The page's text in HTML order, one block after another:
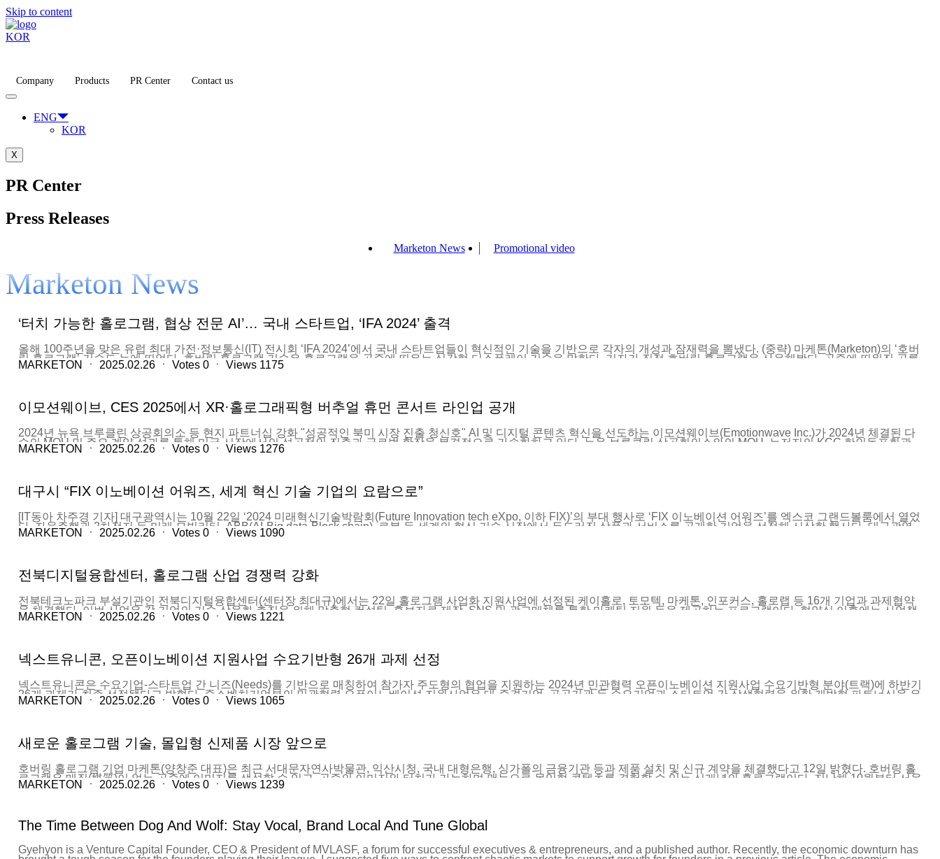
Skip to content
KOR
Company Products PR Center Contact us
ENG
KOR
X
PR Center
Press Releases
Marketon News Promotional video
Marketon News
‘터치 가능한 홀로그램, 협상 전문 AI’… 국내 스타트업, ‘IFA 2024’ 출격
올해 100주년을 맞은 유럽 최대 가전·정보통신(IT) 전시회 ‘IFA 2024’에서 국내 스타트업들이 혁신적인 기술을 기반으로 각자의 개성과 잠재력을 뽐냈다. (중략) 마케톤(Marketon)의 ‘호버
링 홀로그램’ 기술도 눈에 띄었다. 호버링 홀로그램 기술은 홀로그램을 공중에 띄우는 실감형 디스플레이 기술을 말한다. 기자가 직접 호버링 홀로그램을 사용해봤다. 공중에 띄워진 공룡
홀로그램을 터치하자 공룡이 움직였다. 손가락 조정에 따라 위치나 크기도 바꿀 수 있었다. 특히 마케톤의 호버링 홀로그램은 커다란 구현 장비나 매질 없이 홀로그램을 구현했다. 또한 전
https://v.daum.net/v/20240907103534159
MARKETON ㆍ 2025.02.26 ㆍ Votes 0 ㆍ Views 1175
이모션웨이브, CES 2025에서 XR·홀로그래픽형 버추얼 휴먼 콘서트 라인업 공개
2024년 뉴욕 브루클린 상공회의소 등 현지 파트너십 강화 "성공적인 북미 시장 진출 청신호" AI 및 디지털 콘텐츠 혁신을 선도하는 이모션웨이브(Emotionwave Inc.)가 2024년 체결된 다
수의 MOU 및 주요 계약 성과를 통해 미국 시장에서의 성공적인 진출과 글로벌 확장을 본격적으로 가속화하고 있다. 뉴욕 브루클린 상공회의소와의 MOU, 뉴저지의 KCC 한인동포회관
과의 MOU, 그리고 뉴욕에서의 RIMA 콘서트 존 사업 라이선스 계약은 이모션웨이브의 글로벌 전략에 있어 중추적인 성과로 자리 잡았다. 이모션웨이브는 뉴욕 브루클린 상공회의소와
과 초저지연 기술의 가능성을 증명하는 중요한 성과로 평가된다. 이러한 협력은 단순한 기술 도입을 넘어 이모션웨이브의 플랫폼 라인업을 글로벌 시장으로 확장하는 기반을 마련했으며,
북미 및 글로벌 파트너십 강화를 통한 지속적인 성장을 위한 발판이 되었다. 이모션웨이브는 CES 2025에서 XR 환경에서의 실감형 콘서트 저작 및 3D 오디오 청감 경험을 선보일 예정이
다. 특히, 마케톤과의 협력을 통해 홀로그래픽 버추얼 휴먼의 가창 및 콘서트...
MARKETON ㆍ 2025.02.26 ㆍ Votes 0 ㆍ Views 1276
대구시 “FIX 이노베이션 어워즈, 세계 혁신 기술 기업의 요람으로”
[IT동아 차주경 기자] 대구광역시는 10월 22일 ‘2024 미래혁신기술박람회(Future Innovation tech eXpo, 이하 FIX)’의 부대 행사로 ‘FIX 이노베이션 어워즈’를 엑스코 그랜드볼룸에서 열었
다. 자율주행과 2차전지 등 미래 모빌리티, ABB(AI·Big data·Block chain), 로봇 등 세계의 혁신 기술 시장에서 두드러진 상품과 서비스를 공개한 기업을 선정해 시상한 행사다. 대구광역
시는 ▲미래모빌리티엑스포 ▲ICT 융합 엑스포 ▲대구국제로봇산업전 ▲스타트업 아레나 등 정보통신기술·기업 행사 네 개를 통합해 FIX로 규모를 키웠다. 전기차와 수소차, 자율주행차
어워드 심사에 지원한 기업의 수는 210곳에 달한다. 대구광역시는 세계 벤처캐피탈 관계자와 기업 전문기관 심사위원단을 꾸려 최고 혁신기술상 9개사, 혁신상 27개사를 선정했다. 이어
미국과 프랑스, 중국과 일본, 인도와 영국, 베트남과 스페인 등 세계 각국의 주요 미디어 관계자를 초청해 FIX 이노베이션 어워즈 수상 기업을 소개하는 기자 콘퍼런스도 열었다. (중략)
ABB 혁신상 16개사의 면면도 눈에 띈다. ▲웹 콘텐츠 보호 기술 Web-X DRM 제작사 디알엠인사이드(대표 강호갑) ▲인공지능 방사성의약품 치료계획 소프트웨어 레이비전...
MARKETON ㆍ 2025.02.26 ㆍ Votes 0 ㆍ Views 1090
전북디지털융합센터, 홀로그램 산업 경쟁력 강화
전북테크노파크 부설기관인 전북디지털융합센터(센터장 최대규)에서는 22일 홀로그램 사업화 지원사업에 선정된 케이홀로, 토모텍, 마케톤, 인포커스, 홀로랩 등 16개 기업과 과제협약
을 체결했다. 이번 사업은 각 기업의 기술 상용화 촉진을 위해 맞춤형 컨설팅, 홍보자료 제작, SNS 및 광고매체를 통한 마케팅 지원 등을 제공하는 프로그램이다. 협약식 이후에는 사업책
임자와 실무자를 대상으로 사업설명회 및 사업비 집행관리교육을 진행했다. 최대규 센터장은 “혁신적 기술과 아이디어를 가진 홀로그램 기업들과 긴밀하게 협력, 전북특자도와 익산시를
MARKETON ㆍ 2025.02.26 ㆍ Votes 0 ㆍ Views 1221
넥스트유니콘, 오픈이노베이션 지원사업 수요기반형 26개 과제 선정
넥스트유니콘은 수요기업-스타트업 간 니즈(Needs)를 기반으로 매칭하여 참가자 주도형의 협업을 지원하는 2024년 민관협력 오픈이노베이션 지원사업 수요기반형 분야(트랙)에 하반기
26개 과제가 최종 선정됐다고 밝혔다. 중소벤처기업부의 민관협력 오픈이노베이션 지원사업은 대·중견기업, 공공기관 등 수요기업과 스타트업 간 상생협력을 위한 개방형 파트너십을 유
도하고 협업체계를 구축하도록 지원하는 사업이다. 해당 사업은 문제해결형(Top-Down), 자율제안형(Bottom-Up), 수요기반형(On-Demand)으로 나뉜다. 그중 수요기반형 분야(트랙)는 수
대해서는 5개월의 협약 기간 동안 수요기업과 스타트업의 협업이 진행되며, 성공적으로 성과를 달성할 수 있도록 사업화(PoC) 자금을 지원한다. 수요기업 26개사에는 ▲대교에듀캠프
▲대웅제약 ▲로타렉스코리아 ▲롯데케미칼 ▲메가존클라우드 ▲아모레퍼시픽 ▲아주 ▲에스앤아이코퍼레이션 ▲우미건설 ▲인천항만공사 ▲조광페인트 ▲풀무원 푸드머스 ▲한국
에자이 ▲한국콜마 ▲한국해양과학기술원 ▲현대건설 ▲현대엔지니어링 ▲현대홈쇼핑 ▲현우산업 ▲호반건설 ▲CJ ENM ▲CJ대한통운 건설부문 ▲CJ제일제당 ▲HD현대삼호 ▲KT
▲LG디스플레이가 선정됐다. 스타트업 26개사에는 ▲고고에프앤디 ▲뉴로라인즈 ▲딥센트 ▲라라스테이션 ▲런코리안인코리안 ▲마보 ▲마케톤 ▲메이사 ▲바이오엔 ▲보다비 ▲본
솔루션 ▲브로즈 ▲블루닷 ▲스마트마인드 ▲씨어스 ▲아라메친환경소재연구소 ▲앙트러리얼리티 ▲에이치오피 ▲에이트스튜디오 ▲엔바이오셀 ▲오믈렛 ▲임팩티브에이아이 ▲파
킹아미고 ▲평행공간 ▲포그라운드 ▲픽셀이 선정됐다. 한편, 수요기반형 분야(트랙)는 상, 하반기 모집을 통해 총 46개의 스타트업을...
MARKETON ㆍ 2025.02.26 ㆍ Votes 0 ㆍ Views 1065
새로운 홀로그램 기술, 몰입형 신제품 시장 앞으로
호버링 홀로그램 기업 마케톤(양창준 대표)은 최근 서대문자연사박물관, 익산시청, 국내 대형은행, 싱가폴의 금융기관 등과 제품 설치 및 신규 계약을 체결했다고 12일 밝혔다. 호버링 홀
로그램은 매질(媒質)이 없는 공중에 이미지를 생성할 수 있고, 공중의 이미지와 터치가 가능하며 맨눈으로 몰입형 콘텐츠를 경험할 수 있는 신개념의 홀로그램이다. 지난해 10월부터 서울
경제진흥원(SBA)에서 진행하는 서울 테스트베드 사업에 참여해, 서대문자연사박물관의 교육실에 12인치 25대 설치, 전시장에 24인치 8대를 몰입형 콘텐츠와 함께 올해 9월에 설치를 완
길 수 있고, 수술칼로 내장을 분해해 장기를 자세히 관찰할 수 있는 등 첨단 기술을 접목한 자연과학의 길을 열었다. 이러한 시스템은 단순히 박물관이나 과학 실험실에서만 활용하는 것이
아니라 향후 의과대학 학생들에게 인체를 홀로그램을 통해서 3D로 학습 할 수 있는 새로운 환경을 열었다고 할 수 있다. 전시장에는 대형 홀로그램 제품인 24인치 홀로그램을 통해 공룡,
에디아카라 식물군, 삼엽충, 식물, 양서파충류, 인류진화, 멸종위기종, 기후변화 등 8대의 제품에 각각 다른 콘텐츠를 구현해, VR안경 없이 공룡, 동물을 좌-우로 돌리고, 확대-축소하면서
다양한 각도에서 상세히 실감 콘텐츠를 즐길 수 있는 환경을 구축했다. 10월...
MARKETON ㆍ 2025.02.26 ㆍ Votes 0 ㆍ Views 1239
The Time Between Dog And Wolf: Stay Vocal, Brand Local And Tune Global
Gyehyon is a Venture Capital Founder, CEO & President of MVLASF, a forum for successful executives & entrepreneurs, and a published author. Recently, the economic downturn has